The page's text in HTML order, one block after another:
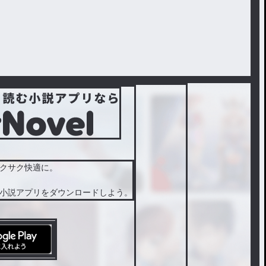
サク快適に。
説アプリをダウンロードしよう。